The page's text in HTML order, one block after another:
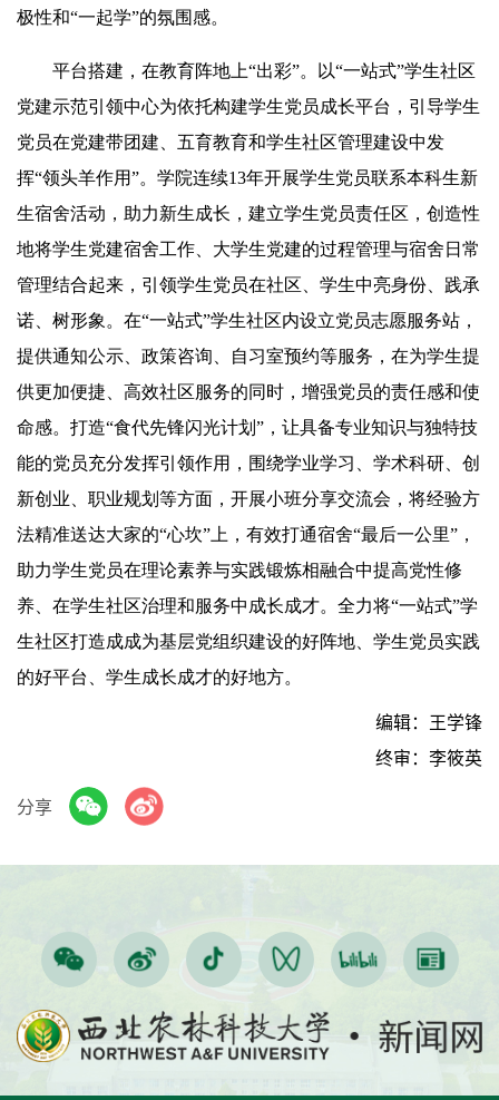
极性和“一起学”的氛围感。
平台搭建，在教育阵地上“出彩”。以“一站式”学生社区
党建示范引领中心为依托构建学生党员成长平台，引导学生
党员在党建带团建、五育教育和学生社区管理建设中发
挥“领头羊作用”。学院连续13年开展学生党员联系本科生新
生宿舍活动，助力新生成长，建立学生党员责任区，创造性
地将学生党建宿舍工作、大学生党建的过程管理与宿舍日常
管理结合起来，引领学生党员在社区、学生中亮身份、践承
诺、树形象。在“一站式”学生社区内设立党员志愿服务站，
提供通知公示、政策咨询、自习室预约等服务，在为学生提
供更加便捷、高效社区服务的同时，增强党员的责任感和使
命感。打造“食代先锋闪光计划”，让具备专业知识与独特技
能的党员充分发挥引领作用，围绕学业学习、学术科研、创
新创业、职业规划等方面，开展小班分享交流会，将经验方
法精准送达大家的“心坎”上，有效打通宿舍“最后一公里”，
助力学生党员在理论素养与实践锻炼相融合中提高党性修
养、在学生社区治理和服务中成长成才。全力将“一站式”学
生社区打造成成为基层党组织建设的好阵地、学生党员实践
的好平台、学生成长成才的好地方。
编辑：王学锋
终审：李筱英
分享